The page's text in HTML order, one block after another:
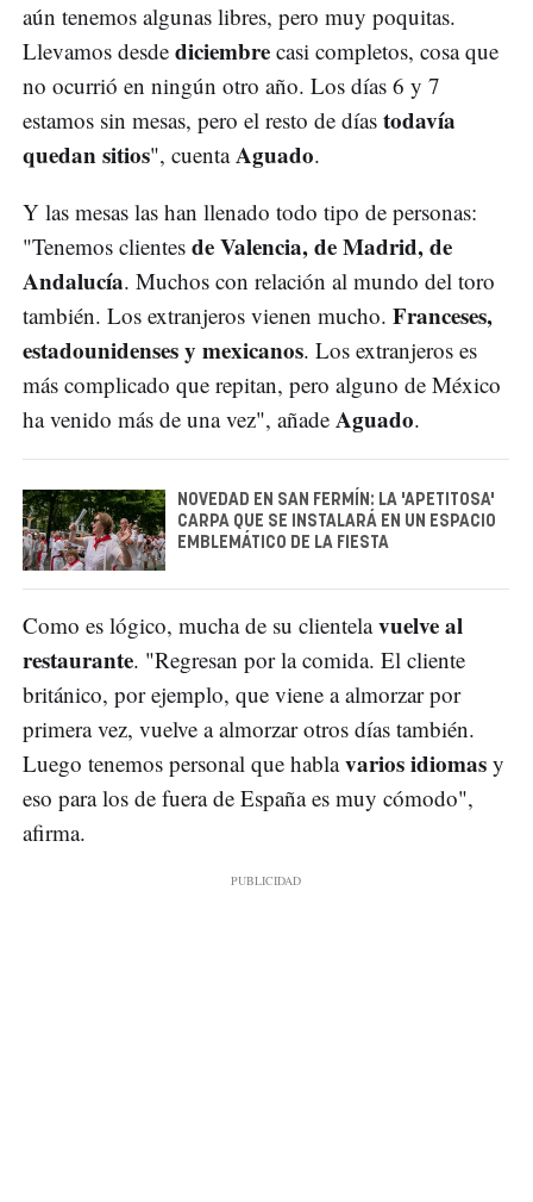
aún tenemos algunas libres, pero muy poquitas.
Llevamos desde diciembre casi completos, cosa que
no ocurrió en ningún otro año. Los días 6 y 7
estamos sin mesas, pero el resto de días todavía
quedan sitios", cuentaAguado.
Y las mesas las han llenado todo tipo de personas:
"Tenemos clientes de Valencia, de Madrid, de
Andalucía. Muchos con relación al mundo del toro
también. Los extranjeros vienen mucho. Franceses,
estadounidenses y mexicanos. Los extranjeros es
más complicado que repitan, pero alguno de México
ha venido más de una vez", añade Aguado.
NOVEDAD EN SAN FERMÍN: LA 'APETITOSA'
CARPA QUE SE INSTALARÁ EN UN ESPACIO
EMBLEMÁTICO DE LA FIESTA
Como es lógico, mucha de su clientelavuelve al
restaurante. "Regresan por la comida. El cliente
británico, por ejemplo, que viene a almorzar por
primera vez, vuelve a almorzar otros días también.
Luego tenemos personal que hablavarios idiomas y
eso para los de fuera de España es muy cómodo",
afirma.